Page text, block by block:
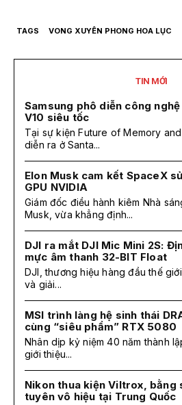
TAGS VONG XUYÊN PHONG HOA LỤC
TIN MỚI
Samsung phô diễn công
V10 siêu tốc
Tại sự kiện Future of Memory
diễn ra ở Santa...
Elon Musk cam kết SpaceX
GPU NVIDIA
Giám đốc điều hành kiêm Nhà
Musk, vừa khẳng định...
DJI ra mắt DJI Mic Mini 2S:
mực âm thanh 32-BIT Float
DJI, thương hiệu hàng đầu thế
và giải...
MSI trình làng hệ sinh thái
cùng “siêu phẩm” RTX 5080
Nhân dịp kỷ niệm 40 năm thành
giới thiệu...
Nikon thua kiện Viltrox, bằng
tuyên vô hiệu tại Trung Quốc